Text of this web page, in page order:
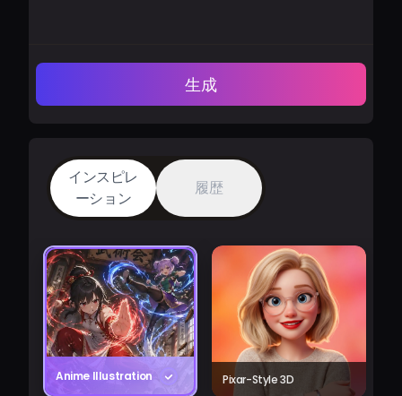
生成
インスピレ
ーション
履歴
Anime Illustration Pixar-Style 3D